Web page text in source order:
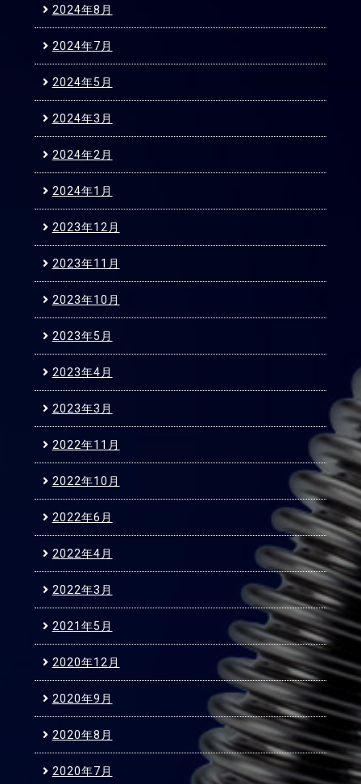
2024年8月
2024年7月
2024年5月
2024年3月
2024年2月
2024年1月
2023年12月
2023年11月
2023年10月
2023年5月
2023年4月
2023年3月
2022年11月
2022年10月
2022年6月
2022年4月
2022年3月
2021年5月
2020年12月
2020年9月
2020年8月
2020年7月